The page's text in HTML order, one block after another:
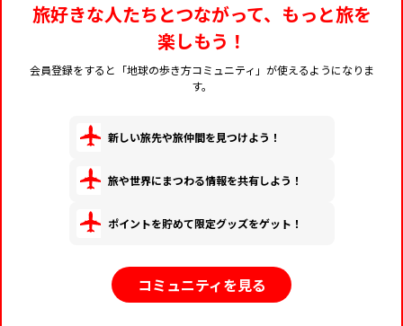
旅好きな人たちとつながって、もっと旅を
楽しもう！
会員登録をすると「地球の歩き方コミュニティ」が使えるようになりま
す。
新しい旅先や旅仲間を見つけよう！
旅や世界にまつわる情報を共有しよう！
ポイントを貯めて限定グッズをゲット！
コミュニティを見る